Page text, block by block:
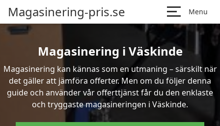
Magasinering-pris.se Menu
Magasinering i Väskinde
Magasinering kan kännas som en utmaning – särskilt när
det gäller att jämföra offerter. Men om du följer denna
guide och använder vår offerttjänst får du den enklaste
och tryggaste magasineringen i Väskinde.